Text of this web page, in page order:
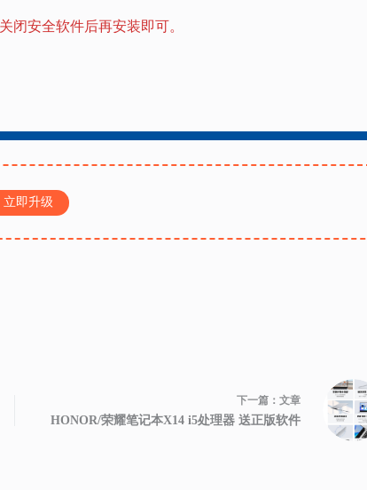
闭安全软件后再安装即可。
立即升级
下一篇： 文章
HONOR/荣耀笔记本X14 i5处理器 送正版软件